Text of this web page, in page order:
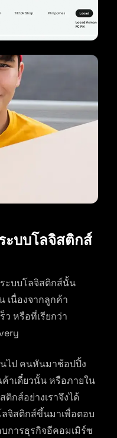
ะบบโลจิสติกส์
ะบบโลจิสติกส์นั้น
เนื่องจากลูกค้า
ว หรือที่เรียกว่า
ไป คนหันมาช้อปปิ้ง
าเดี๋ยวนั้น หรือภายใน
กส์อย่างเราจึงได้
จิสติกส์ขึ้นมาเพื่อตอบ
การธุรกิจอีคอมเมิร์ซ